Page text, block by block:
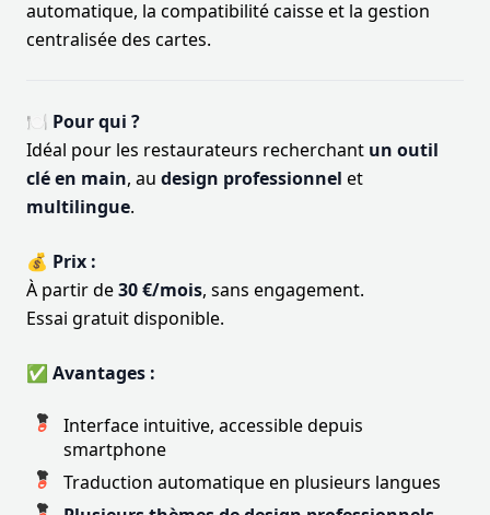
automatique, la compatibilité caisse et la gestion
centralisée des cartes.
🍽️ Pour qui ?
Idéal pour les restaurateurs recherchant un outil
clé en main, au design professionnel et
multilingue.
💰 Prix :
À partir de30 €/mois, sans engagement.
Essai gratuit disponible.
✅ Avantages :
Interface intuitive, accessible depuis
smartphone
Traduction automatique en plusieurs langues